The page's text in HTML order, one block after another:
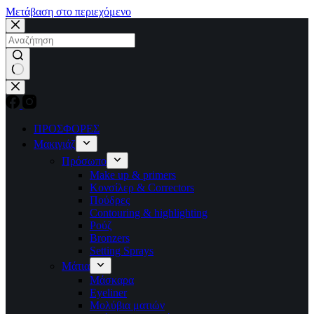
Μετάβαση στο περιεχόμενο
No
results
ΠΡΟΣΦΟΡΕΣ
Μακιγιάζ
Πρόσωπο
Make up & primers
Κονσίλερ & Correctors
Πούδρες
Contouring & highlighting
Ρούζ
Bronzers
Setting Sprays
Μάτια
Μάσκαρα
Eyeliner
Μολύβια ματιών